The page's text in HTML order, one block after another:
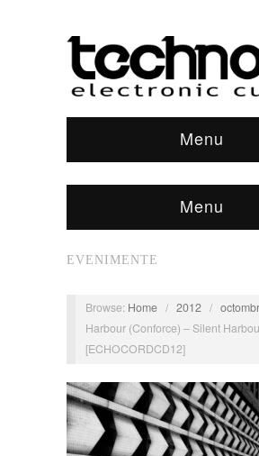
Menu
Menu
EVENIMENTE
Browse: Home / 2012 /
Harbour (Conforce) – Silent
[ECHOCORDCD12]